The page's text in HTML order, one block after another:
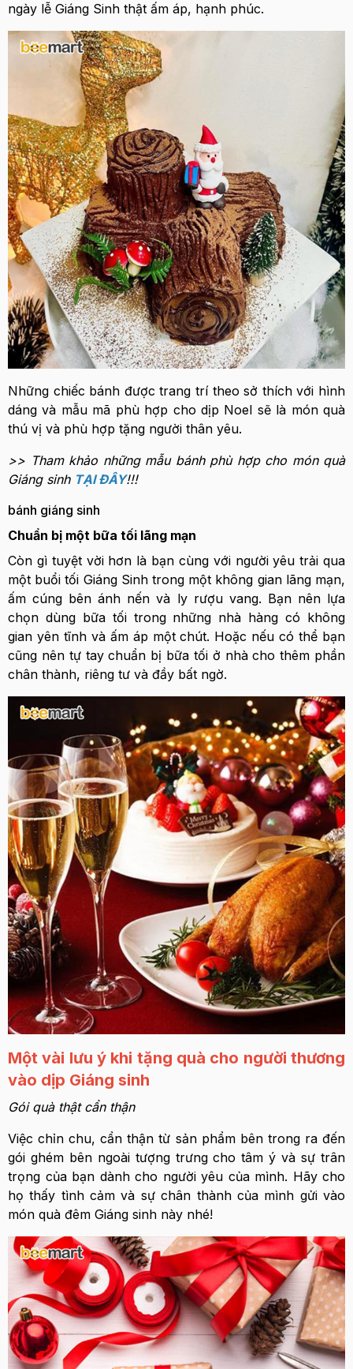
ngày lễ Giáng Sinh thật ấm áp, hạnh phúc.
Những chiếc bánh được trang trí theo sở thích với hình
dáng và mẫu mã phù hợp cho dịp Noel sẽ là món quà
thú vị và phù hợp tặng người thân yêu.
>> Tham khảo những mẫu bánh phù hợp cho món quà
Giáng sinh TẠI ĐÂY!!!
bánh giáng sinh
Chuẩn bị một bữa tối lãng mạn
Còn gì tuyệt vời hơn là bạn cùng với người yêu trải qua
một buổi tối Giáng Sinh trong một không gian lãng mạn,
ấm cúng bên ánh nến và ly rượu vang. Bạn nên lựa
chọn dùng bữa tối trong những nhà hàng có không
gian yên tĩnh và ấm áp một chút. Hoặc nếu có thể bạn
cũng nên tự tay chuẩn bị bữa tối ở nhà cho thêm phần
chân thành, riêng tư và đầy bất ngờ.
Một vài lưu ý khi tặng quà cho người thương
vào dịp Giáng sinh
Gói quà thật cẩn thận
Việc chỉn chu, cẩn thận từ sản phẩmbên trong ra đến
gói ghém bên ngoài tượng trưng cho tâm ý và sự trân
trọng của bạn dành cho người yêu của mình. Hãy cho
họ thấy tình cảm và sự chân thành của mình gửi vào
món quà đêm Giáng sinh này nhé!